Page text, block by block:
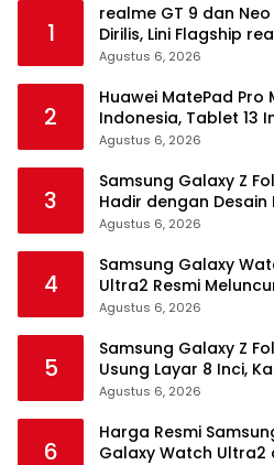
1
realme GT 9 dan
Dirilis, Lini Flagship
Agustus 6, 2026
2
Huawei MatePad Pro
Indonesia, Tablet 13
Agustus 6, 2026
3
Samsung Galaxy Z
Hadir dengan Desain
Agustus 6, 2026
4
Samsung Galaxy
Ultra2 Resmi
Wear Elite, dan Fitur
Agustus 6, 2026
5
Samsung Galaxy Z
Usung Layar 8 Inci,
Snapdragon 8 Elite
Agustus 6, 2026
6
Harga Resmi
Galaxy Watch Ultra2